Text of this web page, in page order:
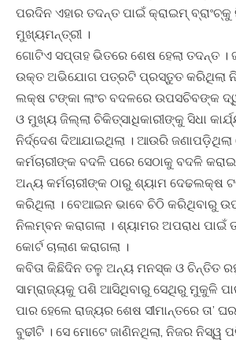
ପରଦିନ ଏହାର ତଦନ୍ତ ପାଇଁ କ୍ରାଇମ୍ ବ୍ରାଂଚ୍‌କୁ
ମୁଖ୍ୟମନ୍ତ୍ରୀ ।
ଗୋଟିଏ ସପ୍ତାହ ଭିତରେ ଶେଷ ହେଲା ତଦନ୍ତ ।
ଉକ୍ତ ଅଭିଯୋଗ ପତ୍ରଟି ପ୍ରସ୍ତୁତ କରିଥିଲା
ଲକ୍ଷ ଟଙ୍କା ଲାଂଚ ବଦଳରେ ଉପସଚିବଙ୍କ
ଓ ମୁଖ୍ୟ ଜିଲ୍ଲା ଚିକିତ୍ସାଧିକାରୀଙ୍କୁ ସିଧା
ନିର୍ଦ୍ଦେଶ ଦିଆଯାଇଥିଲା । ଆଉରି
କର୍ମଚାରୀଙ୍କ ବଦଳି ପରେ ସେଠାକୁ ବଦଳି
ଅନ୍ୟ କର୍ମଚାରୀଙ୍କ ଠାରୁ ଶ୍ୟାମ ଦେଢଲକ୍ଷ
କରିଥିଲା । ବେଆଇନ ଭାବେ ଚିଠି କରିଥିବାରୁ
ନିଲମ୍ବନ କରାଗଲା । ଶ୍ୟାମର ଅପରାଧ ପାଇଁ
କୋର୍ଟ ଚାଲାଣ କରାଗଲା ।
କବିତା କିଛିଦିନ ତଳୁ ଅନ୍ୟ ମନସ୍କ ଓ ଚିନ୍ତିତ
ସାମ୍ରାଜ୍ୟକୁ ପଶି ଆସିଥିବାରୁ ସେଥିରୁ ମୁକୁଳି
ପାର ହେଲେ ରାଜ୍ୟର ଶେଷ ସୀମାନ୍ତରେ ତା’
ବୁଢୀଟି । ସେ ମୋଟେ ଜାଣିନଥିଲା, ନିଜର ନିସ୍ୱ